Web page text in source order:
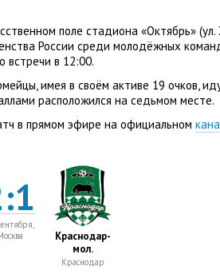
поле стадиона «Октябрь» (
России среди молодёжных
встречи в 12:00.
, имея в своём активе 19 очков,
расположился на седьмом месте.
в прямом эфире на официальном
Краснодар-
мол.
Краснодар